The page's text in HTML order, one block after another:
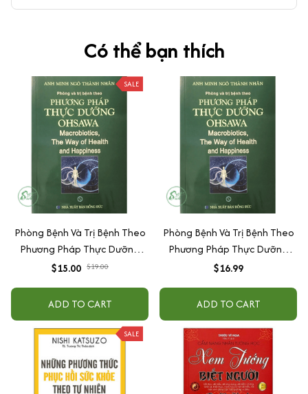
Có thể bạn thích
SALE
Phòng Bệnh Và Trị Bệnh Theo
Phương Pháp Thực Dưỡng
Ohsawa
$15.00 $19.00
ADD TO CART
Phòng Bệnh Và Trị Bệnh Theo
Phương Pháp Thực Dưỡng
Ohsawa
$16.99
ADD TO CART
SALE